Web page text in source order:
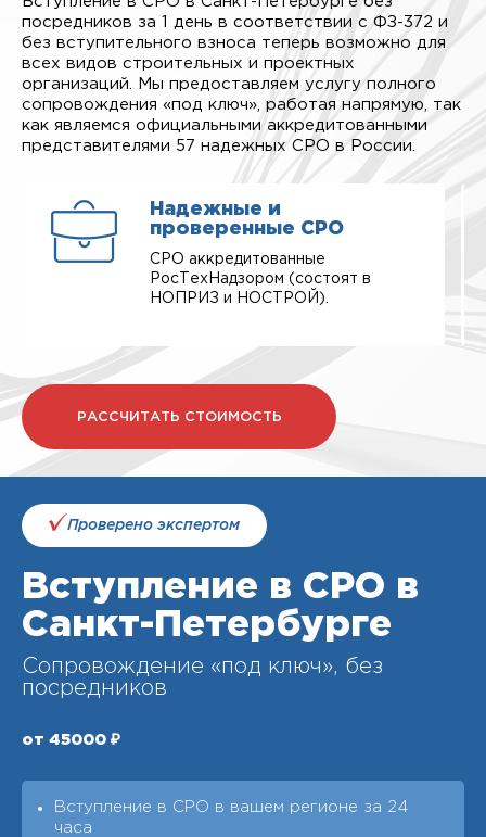
посредников за 1 день в соответствии с ФЗ-372 и
без вступительного взноса теперь возможно для
всех видов строительных и проектных
организаций. Мы предоставляем услугу полного
сопровождения «под ключ», работая напрямую, так
как являемся официальными аккредитованными
представителями 57 надежных СРО в России.
Надежные и
проверенные СРО
СРО аккредитованные
РосТехНадзором (состоят в
НОПРИЗ и НОСТРОЙ).
РАССЧИТАТЬ СТОИМОСТЬ
Проверено экспертом
Вступление в СРО в
Санкт-Петербурге
Сопровождение «под ключ», без
посредников
от 45000 ₽
Вступление в СРО в вашем регионе за 24
часа